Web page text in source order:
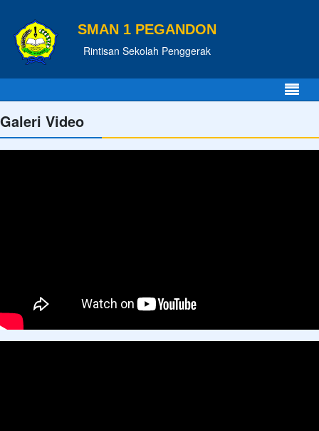
SMAN 1 PEGANDON
Rintisan Sekolah Penggerak
Galeri Video